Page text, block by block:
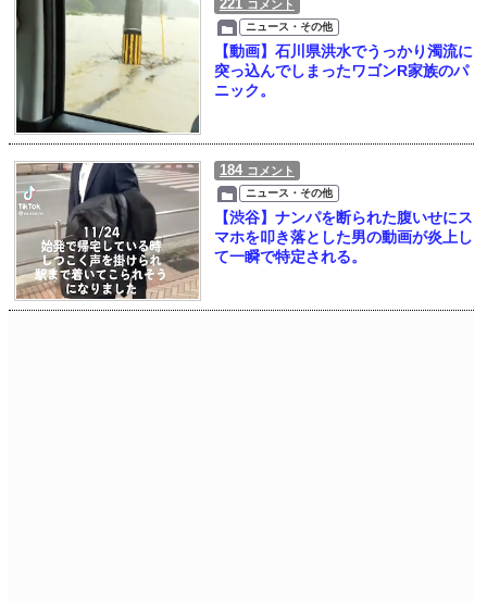
221 コメント
ニュース・その他
【動画】石川県洪水でうっかり濁流に
突っ込んでしまったワゴンR家族のパ
ニック。
184 コメント
ニュース・その他
【渋谷】ナンパを断られた腹いせにス
マホを叩き落とした男の動画が炎上し
て一瞬で特定される。